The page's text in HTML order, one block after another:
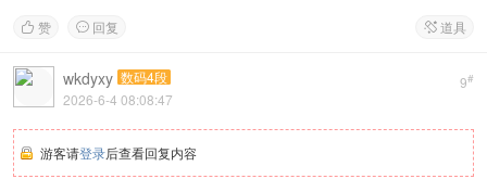
 赞  回复  道具
9#
wkdyxy 数码4段
2026-6-4 08:08:47
游客请登录后查看回复内容